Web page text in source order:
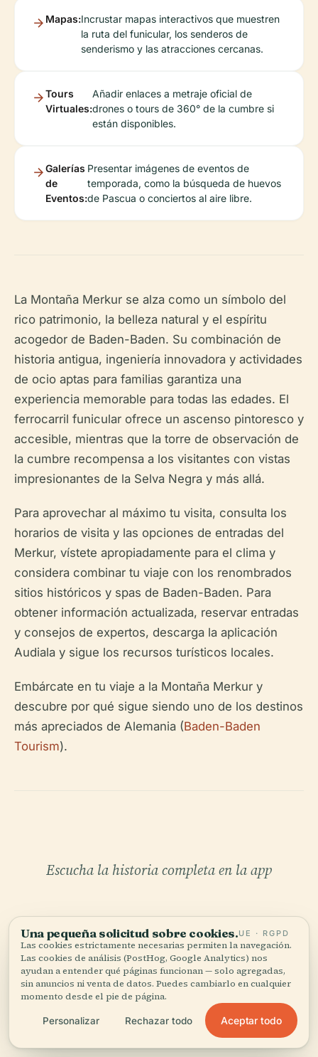
Mapas:Incrustar mapas interactivos que muestren
la ruta del funicular, los senderos de
senderismo y las atracciones cercanas.
Tours
Virtuales:
Añadir enlaces a metraje oficial de
drones o tours de 360° de la cumbre si
están disponibles.
Galerías
de
Eventos:
Presentar imágenes de eventos de
temporada, como la búsqueda de huevos
de Pascua o conciertos al aire libre.
La Montaña Merkur se alza como un símbolo del
rico patrimonio, la belleza natural y el espíritu
acogedor de Baden-Baden. Su combinación de
historia antigua, ingeniería innovadora y actividades
de ocio aptas para familias garantiza una
experiencia memorable para todas las edades. El
ferrocarril funicular ofrece un ascenso pintoresco y
accesible, mientras que la torre de observación de
la cumbre recompensa a los visitantes con vistas
impresionantes de la Selva Negra y más allá.
Para aprovechar al máximo tu visita, consulta los
horarios de visita y las opciones de entradas del
Merkur, vístete apropiadamente para el clima y
considera combinar tu viaje con los renombrados
sitios históricos y spas de Baden-Baden. Para
obtener información actualizada, reservar entradas
y consejos de expertos, descarga la aplicación
Audiala y sigue los recursos turísticos locales.
Embárcate en tu viaje a la Montaña Merkur y
descubre por qué sigue siendo uno de los destinos
más apreciados de Alemania (Baden-Baden
Tourism).
Escucha la historia completa en la app
TU CURADOR PERSONAL
Todo Mercurio,
bien contado.
Una pequeña solicitud sobre cookies.UE · RGPD
Las cookies estrictamente necesarias permiten la navegación.
Las cookies de análisis (PostHog, Google Analytics) nos
ayudan a entender qué páginas funcionan — solo agregadas,
sin anuncios ni venta de datos. Puedes cambiarlo en cualquier
momento desde el pie de página.
Personalizar Rechazar todo Aceptar todo